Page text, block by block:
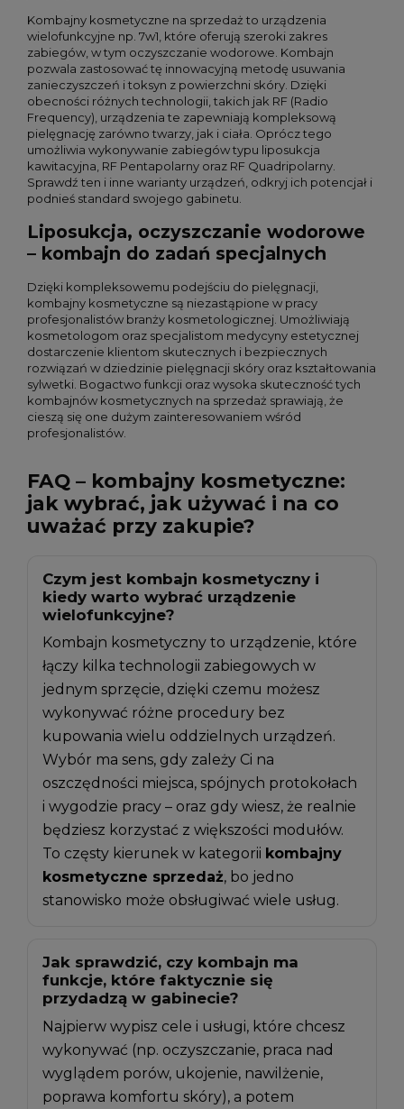
Kombajny kosmetyczne na sprzedaż to urządzenia
wielofunkcyjne np. 7w1, które oferują szeroki zakres
zabiegów, w tym oczyszczanie wodorowe. Kombajn
pozwala zastosować tę innowacyjną metodę usuwania
zanieczyszczeń i toksyn z powierzchni skóry. Dzięki
obecności różnych technologii, takich jak RF (Radio
Frequency), urządzenia te zapewniają kompleksową
pielęgnację zarówno twarzy, jak i ciała. Oprócz tego
umożliwia wykonywanie zabiegów typu liposukcja
kawitacyjna, RF Pentapolarny oraz RF Quadripolarny.
Sprawdź ten i inne warianty urządzeń, odkryj ich potencjał i
podnieś standard swojego gabinetu.
Liposukcja, oczyszczanie wodorowe
– kombajn do zadań specjalnych
Dzięki kompleksowemu podejściu do pielęgnacji,
kombajny kosmetyczne są niezastąpione w pracy
profesjonalistów branży kosmetologicznej. Umożliwiają
kosmetologom oraz specjalistom medycyny estetycznej
dostarczenie klientom skutecznych i bezpiecznych
rozwiązań w dziedzinie pielęgnacji skóry oraz kształtowania
sylwetki. Bogactwo funkcji oraz wysoka skuteczność tych
kombajnów kosmetycznych na sprzedaż sprawiają, że
cieszą się one dużym zainteresowaniem wśród
profesjonalistów.
FAQ – kombajny kosmetyczne:
jak wybrać, jak używać i na co
uważać przy zakupie?
Czym jest kombajn kosmetyczny i
kiedy warto wybrać urządzenie
wielofunkcyjne?
Kombajn kosmetyczny to urządzenie, które
łączy kilka technologii zabiegowych w
jednym sprzęcie, dzięki czemu możesz
wykonywać różne procedury bez
kupowania wielu oddzielnych urządzeń.
Wybór ma sens, gdy zależy Ci na
oszczędności miejsca, spójnych protokołach
i wygodzie pracy – oraz gdy wiesz, że realnie
będziesz korzystać z większości modułów.
To częsty kierunek w kategorii kombajny
kosmetyczne sprzedaż, bo jedno
stanowisko może obsługiwać wiele usług.
Jak sprawdzić, czy kombajn ma
funkcje, które faktycznie się
przydadzą w gabinecie?
Najpierw wypisz cele i usługi, które chcesz
wykonywać (np. oczyszczanie, praca nad
wyglądem porów, ukojenie, nawilżenie,
poprawa komfortu skóry), a potem